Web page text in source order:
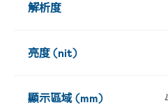
解析度
亮度 (nit)
顯示區域 (mm)